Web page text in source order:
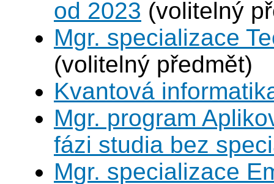
od 2023 (volitelný
Mgr. specializace
(volitelný předmět)
Kvantová
Mgr. program
fázi studia bez
Mgr. specializace